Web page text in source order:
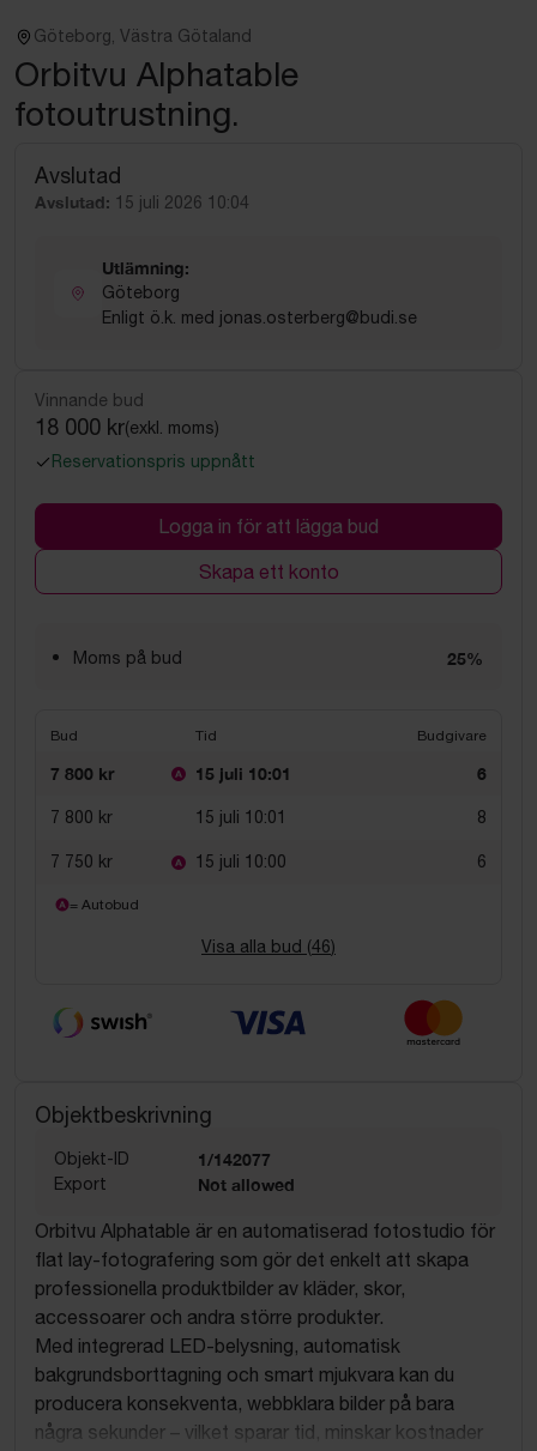
Göteborg, Västra Götaland
Orbitvu Alphatable
fotoutrustning.
Avslutad
Avslutad: 15 juli 2026 10:04
Utlämning:
Göteborg
Enligt ö.k. med jonas.osterberg@budi.se
Vinnande bud
18 000 kr(exkl. moms)
Reservationspris uppnått
Logga in för att lägga bud
Skapa ett konto
Moms på bud 25%
Bud Tid Budgivare
7 800 kr 15 juli 10:01 6
7 800 kr 15 juli 10:01 8
7 750 kr 15 juli 10:00 6
= Autobud
Visa alla bud (46)
Objektbeskrivning
Objekt-ID 1/142077
Export Not allowed
Orbitvu Alphatable är en automatiserad fotostudio för
flat lay-fotografering som gör det enkelt att skapa
professionella produktbilder av kläder, skor,
accessoarer och andra större produkter.
Med integrerad LED-belysning, automatisk
bakgrundsborttagning och smart mjukvara kan du
producera konsekventa, webbklara bilder på bara
några sekunder – vilket sparar tid, minskar kostnader